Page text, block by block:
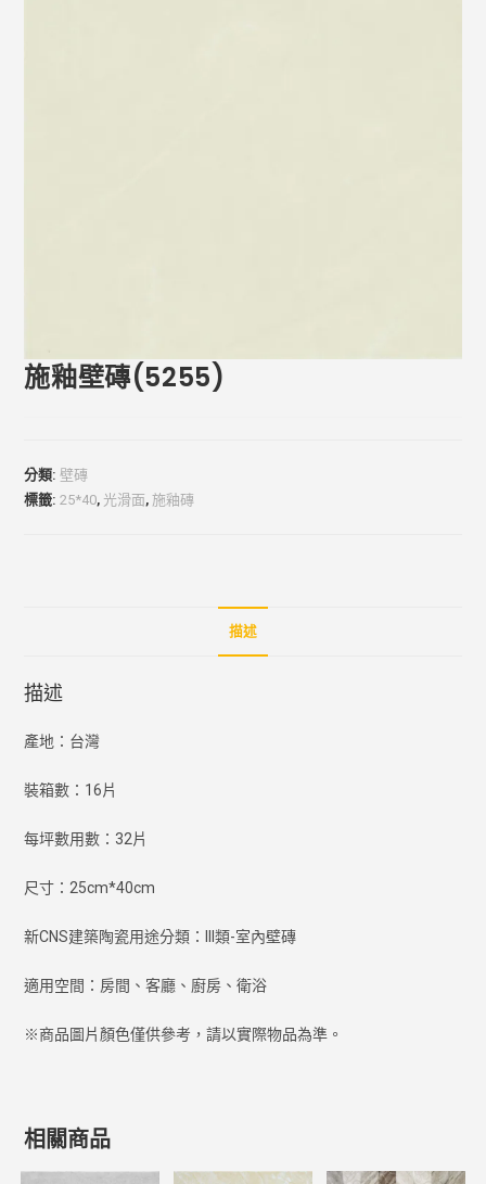
施釉壁磚(5255)
分類:壁磚
標籤:25*40, 光滑面,施釉磚
描述
描述
產地：台灣
裝箱數：16片
每坪數用數：32片
尺寸：25cm*40cm
新CNS建築陶瓷用途分類：III類-室內壁磚
適用空間：房間、客廳、廚房、衛浴
※商品圖片顏色僅供參考，請以實際物品為準。
相關商品